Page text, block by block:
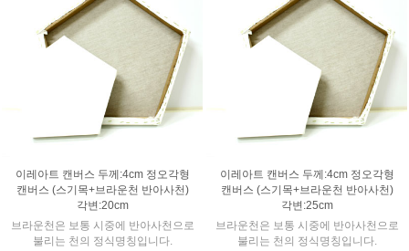
이레아트 캔버스 두께:4cm 정오각형
캔버스 (스기목+브라운천 반아사천)
각변:20cm
브라운천은 보통 시중에 반아사천으로
불리는 천의 정식명칭입니다.
이레아트 캔버스 두께:4cm 정오각형
캔버스 (스기목+브라운천 반아사천)
각변:25cm
브라운천은 보통 시중에 반아사천으로
불리는 천의 정식명칭입니다.